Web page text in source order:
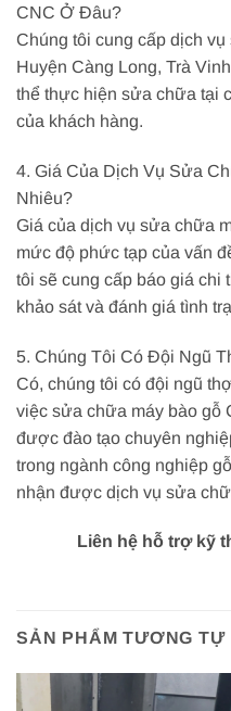
CNC Ở Đâu?
Chúng tôi cung cấp dịch
Huyện Càng Long, Trà
thể thực hiện sửa chữa tại
của khách hàng.
4. Giá Của Dịch Vụ Sửa
Nhiêu?
Giá của dịch vụ sửa chữa
mức độ phức tạp của vấn
tôi sẽ cung cấp báo giá chi
khảo sát và đánh giá tình
5. Chúng Tôi Có Đội Ngũ
Có, chúng tôi có đội ngũ
việc sửa chữa máy bào gỗ
được đào tạo chuyên
trong ngành công nghiệp
nhận được dịch vụ sửa
Liên hệ hỗ trợ kỹ
SẢN PHẨM TƯƠNG TỰ